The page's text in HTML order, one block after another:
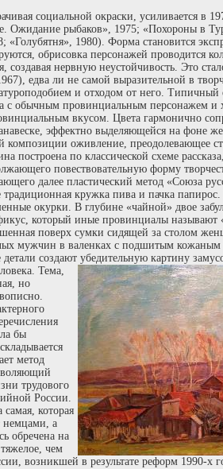
социальной окраски, усиливается в
Ожидание рыбаков», 1975; «Похороны в
«Голубятня», 1980). Форма становится
обрисовка персонажей проводится
создавая нервную неустойчивость. Это
едва ли не самой выразительной в
и отходом от него. Типичный
с обычным провинциальным персонажем и
вкусом. Цвета гармонично
эффектно выделяющейся на фоне
композиции оживление, преодолевающее
построена по классической схеме
повествовательную форму
далее пластический метод «Союза
традиционная кружка пива и пачка
окурки. В глубине «чайной» двое
который иные провинциалы называют
поверх сумки сидящей за столом
мужчин в валенках с подшитым кожаным
создают убедительную картину
Тема,
но
бы
метод
трудового
России.
которая
немцами, а
обречена на
чем
возникшей в результате реформ 1990-х